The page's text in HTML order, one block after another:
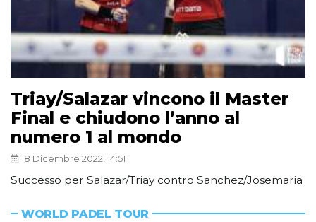
Triay/Salazar vincono il Master
Final e chiudono l’anno al
numero 1 al mondo
18 Dicembre 2022, 14:51
Successo per Salazar/Triay contro Sanchez/Josemaria
WORLD PADEL TOUR